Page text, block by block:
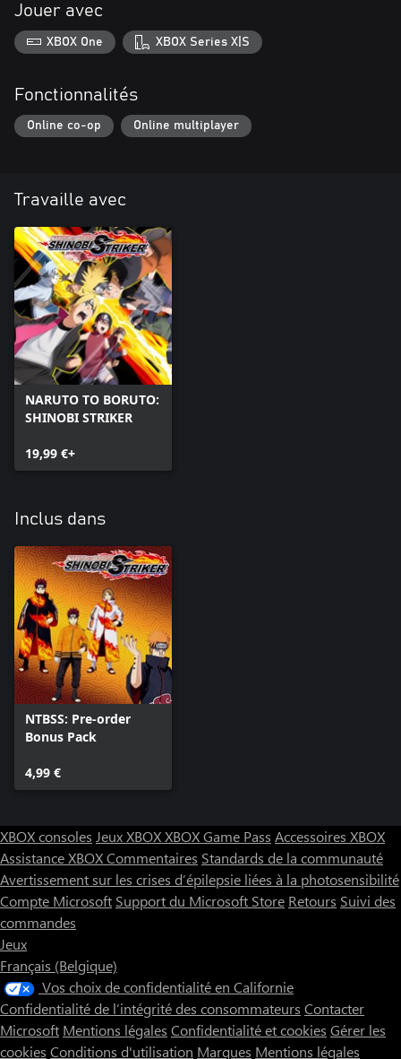
Jouer avec
XBOX One XBOX Series X|S
Fonctionnalités
Online co-op Online multiplayer
Travaille avec
NARUTO TO BORUTO:
SHINOBI STRIKER
19,99 €+
Inclus dans
NTBSS: Pre-order
Bonus Pack
4,99 €
XBOX consoles Jeux XBOXXBOX Game Pass Accessoires XBOX
Assistance XBOXCommentaires Standards de la communauté
Avertissement sur les crises d’épilepsie liées à la photosensibilité
Compte Microsoft Support du Microsoft Store Retours Suivi des
commandes
Jeux
Français (Belgique)
Vos choix de confidentialité en Californie
Confidentialité de l’intégrité des consommateurs Contacter
Microsoft Mentions légales Confidentialité et cookies Gérer les
cookies Conditions d'utilisation Marques Mentions légales